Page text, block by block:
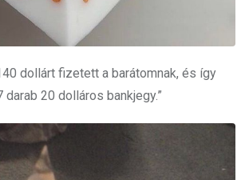
dollárt fizetett a barátomnak, és így
20 dolláros bankjegy.”